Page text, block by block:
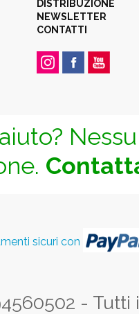
DISTRIBUZIONE
NEWSLETTER
CONTATTI
sicuri con
-